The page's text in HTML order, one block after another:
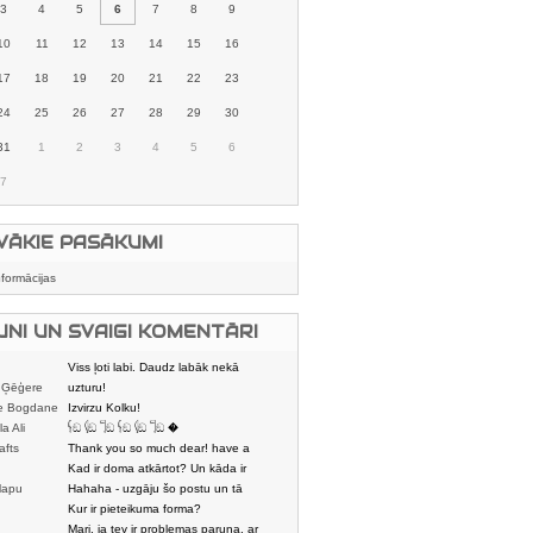
3 4 5 6 7 8 9
11 12 13 14 15 16
18 19 20 21 22 23
25 26 27 28 29 30
1 2 3 4 5 6
7
PASĀKUMI
UN SVAIGI KOMENTĀRI
Viss ļoti labi. Daudz labāk nekā
karstmaizīšu
uzturu!
Bogdane
Izvirzu Kolku!
Ali
𓌜ඞ 𓌱ඞ 𓌏ඞ 𓌜ඞ 𓌱ඞ 𓌏ඞ �
Thank you so much dear! have a
nice day
Kad ir doma atkārtot? Un kāda ir
aptuvenā dalī
Hahaha - uzgāju šo postu un tā
sasmējos. Četr
Kur ir pieteikuma forma?
Mari, ja tev ir problemas paruna, ar